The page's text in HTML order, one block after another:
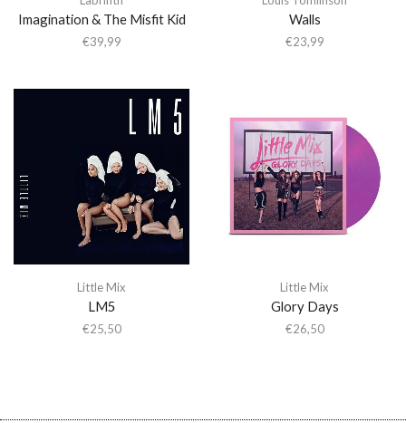
Imagination & The Misfit Kid
€39,99
Walls
€23,99
Little Mix
LM5
€25,50
Little Mix
Glory Days
€26,50